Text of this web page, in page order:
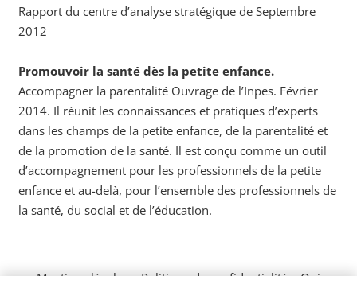
Rapport du centre d’analyse stratégique de Septembre
2012
Promouvoir la santé dès la petite enfance.
Accompagner la parentalité Ouvrage de l’Inpes. Février
2014. Il réunit les connaissances et pratiques d’experts
dans les champs de la petite enfance, de la parentalité et
de la promotion de la santé. Il est conçu comme un outil
d’accompagnement pour les professionnels de la petite
enfance et au-delà, pour l’ensemble des professionnels de
la santé, du social et de l’éducation.
Mentions légales–Politique de confidentialité–Qui